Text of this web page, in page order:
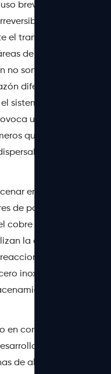
breve, puede
En
el transporte invernal,
de
son opcionales. El
diferente: a
sistema tensioactivo
una formación
que sube a la
según la
en los bidones de
de polietileno de
cobre o el acero
la degradación
con los
inoxidable (316L) es
intermedio
en condiciones
un ligero
de almacenamiento